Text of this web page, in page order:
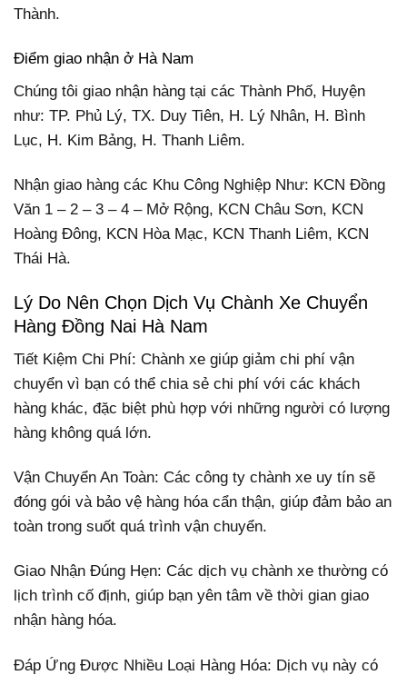
Thành.
Điểm giao nhận ở Hà Nam
Chúng tôi giao nhận hàng tại các Thành Phố, Huyện
như: TP. Phủ Lý, TX. Duy Tiên, H. Lý Nhân, H. Bình
Lục, H. Kim Bảng, H. Thanh Liêm.
Nhận giao hàng các Khu Công Nghiệp Như: KCN Đồng
Văn 1 – 2 – 3 – 4 – Mở Rộng, KCN Châu Sơn, KCN
Hoàng Đông, KCN Hòa Mạc, KCN Thanh Liêm, KCN
Thái Hà.
Lý Do Nên Chọn Dịch Vụ Chành Xe Chuyển
Hàng Đồng Nai Hà Nam
Tiết Kiệm Chi Phí: Chành xe giúp giảm chi phí vận
chuyển vì bạn có thể chia sẻ chi phí với các khách
hàng khác, đặc biệt phù hợp với những người có lượng
hàng không quá lớn.
Vận Chuyển An Toàn: Các công ty chành xe uy tín sẽ
đóng gói và bảo vệ hàng hóa cẩn thận, giúp đảm bảo an
toàn trong suốt quá trình vận chuyển.
Giao Nhận Đúng Hẹn: Các dịch vụ chành xe thường có
lịch trình cố định, giúp bạn yên tâm về thời gian giao
nhận hàng hóa.
Đáp Ứng Được Nhiều Loại Hàng Hóa: Dịch vụ này có